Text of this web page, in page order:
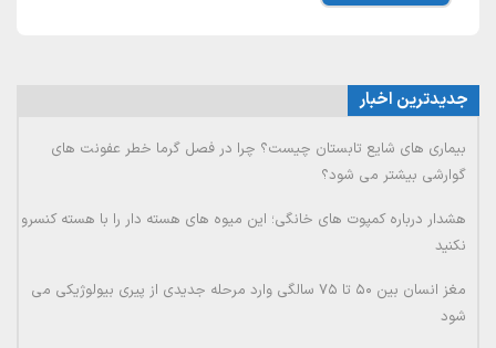
جدیدترین اخبار
بیماری های شایع تابستان چیست؟ چرا در فصل گرما خطر عفونت های
گوارشی بیشتر می شود؟
هشدار درباره کمپوت های خانگی؛ این میوه های هسته دار را با هسته کنسرو
نکنید
مغز انسان بین ۵۰ تا ۷۵ سالگی وارد مرحله جدیدی از پیری بیولوژیکی می
شود